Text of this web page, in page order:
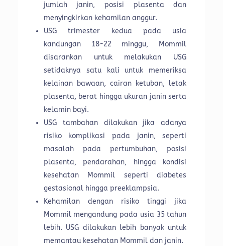
jumlah janin, posisi plasenta dan
menyingkirkan kehamilan anggur.
USG trimester kedua pada usia
kandungan 18-22 minggu, Mommil
disarankan untuk melakukan USG
setidaknya satu kali untuk memeriksa
kelainan bawaan, cairan ketuban, letak
plasenta, berat hingga ukuran janin serta
kelamin bayi.
USG tambahan dilakukan jika adanya
risiko komplikasi pada janin, seperti
masalah pada pertumbuhan, posisi
plasenta, pendarahan, hingga kondisi
kesehatan Mommil seperti diabetes
gestasional hingga preeklampsia.
Kehamilan dengan risiko tinggi jika
Mommil mengandung pada usia 35 tahun
lebih. USG dilakukan lebih banyak untuk
memantau kesehatan Mommil dan janin.